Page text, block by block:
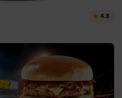
4.8